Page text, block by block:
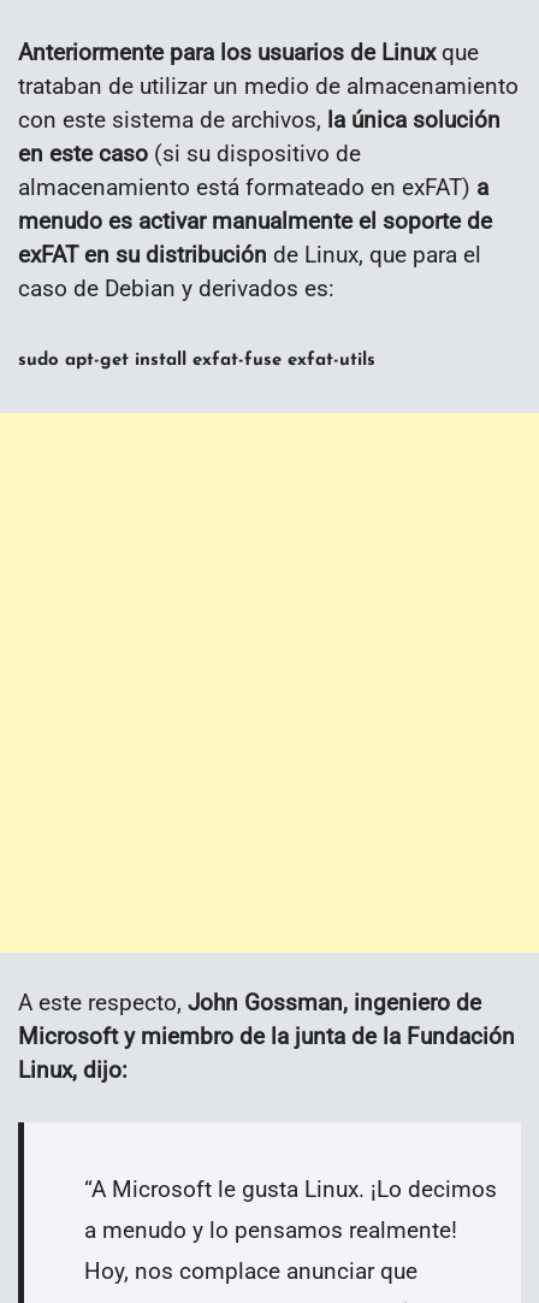
Anteriormente para los usuarios de Linuxque
trataban de utilizar un medio de almacenamiento
con este sistema de archivos, la única solución
en este caso (si su dispositivo de
almacenamiento está formateado en exFAT) a
menudo es activar manualmente el soporte de
exFAT en su distribución de Linux, que para el
caso de Debian y derivados es:
sudo apt-get install exfat-fuse exfat-utils
A este respecto, John Gossman, ingeniero de
Microsoft y miembro de la junta de la Fundación
Linux, dijo:
“A Microsoft le gusta Linux. ¡Lo decimos
a menudo y lo pensamos realmente!
Hoy, nos complace anunciar que